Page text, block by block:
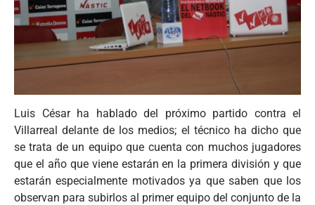
Luis César ha hablado del próximo partido contra el
Villarreal delante de los medios; el técnico ha dicho que
se trata de un equipo que cuenta con muchos jugadores
que el año que viene estarán en la primera división y que
estarán especialmente motivados ya que saben que los
observan para subirlos al primer equipo del conjunto de la